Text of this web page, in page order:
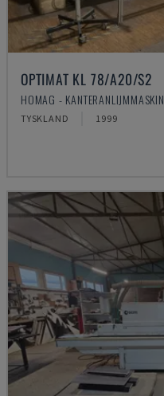
OPTIMAT KL 78/A20/S2
HOMAG - KANTERANLIJMMASKIN
TYSKLAND 1999